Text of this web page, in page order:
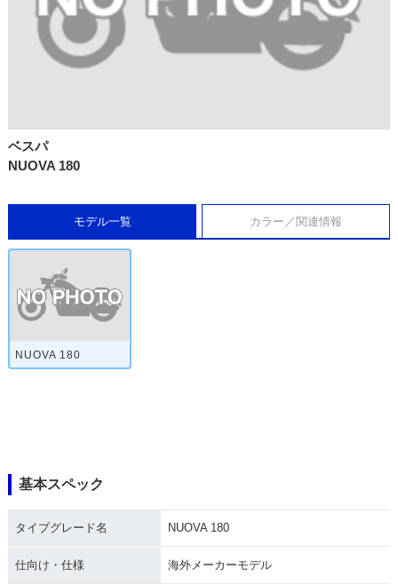
ベスパ
NUOVA 180
モデル一覧 カラー／関連情報
NUOVA 180
基本スペック
タイプグレード名 NUOVA 180
仕向け・仕様 海外メーカーモデル